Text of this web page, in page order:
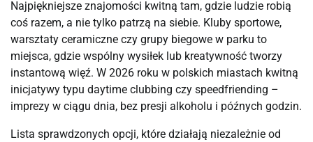
Najpiękniejsze znajomości kwitną tam, gdzie ludzie robią
coś razem, a nie tylko patrzą na siebie. Kluby sportowe,
warsztaty ceramiczne czy grupy biegowe w parku to
miejsca, gdzie wspólny wysiłek lub kreatywność tworzy
instantową więź. W 2026 roku w polskich miastach kwitną
inicjatywy typu daytime clubbing czy speedfriending –
imprezy w ciągu dnia, bez presji alkoholu i późnych godzin.
Lista sprawdzonych opcji, które działają niezależnie od